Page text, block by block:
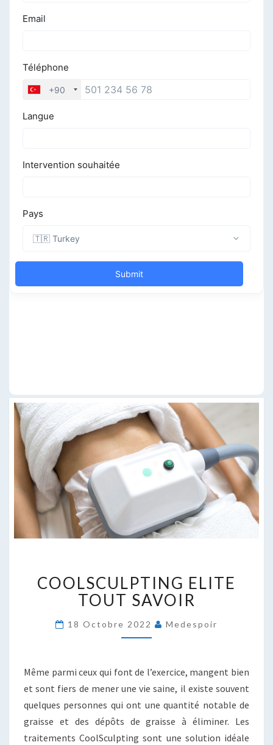
ELITE
TOUT
SAVOIR
COOLSCULPTING ELITE
TOUT SAVOIR
18 Octobre 2022 Medespoir
Même parmi ceux qui font de l’exercice, mangent bien
et sont fiers de mener une vie saine, il existe souvent
quelques personnes qui ont une quantité notable de
graisse et des dépôts de graisse à éliminer. Les
traitements CoolSculpting sont une solution idéale